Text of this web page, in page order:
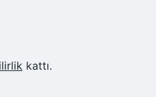
kattı.